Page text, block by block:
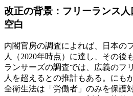
改正の背景：フリーランス
空白
内閣官房の調査によれば、日本の
人（2020年時点）に達し、その後
ランサーズの調査では、広義のフ
人を超えるとの推計もある。にも
全衛生法は「労働者」のみを保護